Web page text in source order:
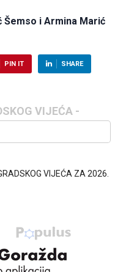
i Armina Marić
PIN IT SHARE
VIJEĆA -
VIJEĆA ZA 2026.